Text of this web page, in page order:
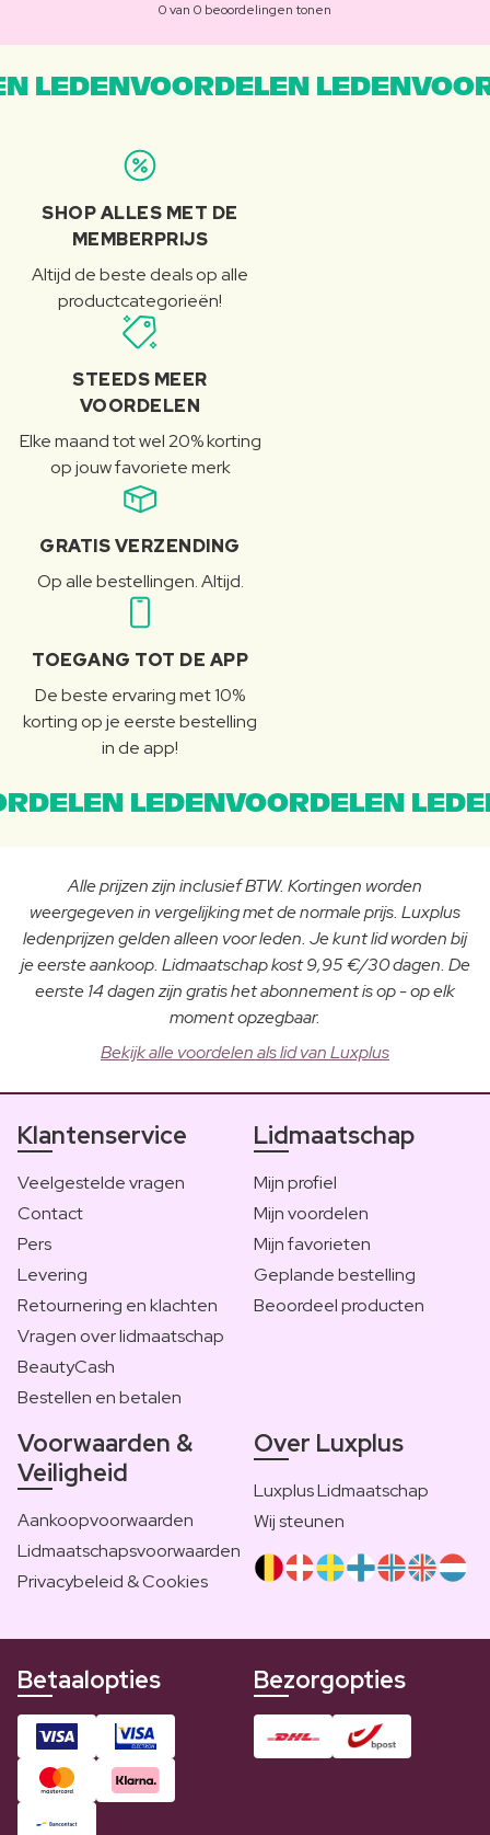
0 van 0 beoordelingen tonen
LEDENVOORDELEN
SHOP ALLES MET DE
MEMBERPRIJS
Altijd de beste deals op alle
productcategorieën!
STEEDS MEER
VOORDELEN
Elke maand tot wel 20% korting
op jouw favoriete merk
GRATIS VERZENDING
Op alle bestellingen. Altijd.
TOEGANG TOT DE APP
De beste ervaring met 10%
korting op je eerste bestelling
in de app!
LEDENVOORDELEN
Alle prijzen zijn inclusief BTW. Kortingen worden
weergegeven in vergelijking met de normale prijs. Luxplus
ledenprijzen gelden alleen voor leden. Je kunt lid worden bij
je eerste aankoop. Lidmaatschap kost 9,95 €/30 dagen. De
eerste 14 dagen zijn gratis het abonnement is op - op elk
moment opzegbaar.
Bekijk alle voordelen als lid van Luxplus
Klantenservice
Veelgestelde vragen
Contact
Pers
Levering
Retournering en klachten
Vragen over lidmaatschap
BeautyCash
Bestellen en betalen
Lidmaatschap
Mijn profiel
Mijn voordelen
Mijn favorieten
Geplande bestelling
Beoordeel producten
Voorwaarden &
Veiligheid
Aankoopvoorwaarden
Lidmaatschapsvoorwaarden
Privacybeleid & Cookies
Over Luxplus
Luxplus Lidmaatschap
Wij steunen
Betaalopties Bezorgopties